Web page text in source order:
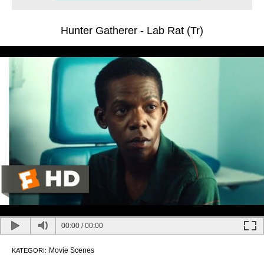
Hunter Gatherer - Lab Rat (Tr)
00:00 /00:00
KATEGORI: Movie Scenes